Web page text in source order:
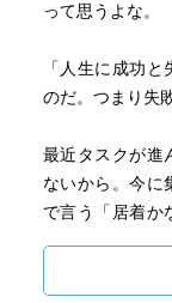
って思うよな。
「人生に成功
のだ。つまり失
最近タスクが進
ないから。今に
で言う「居着か
その方法とし
をその箱に入れ